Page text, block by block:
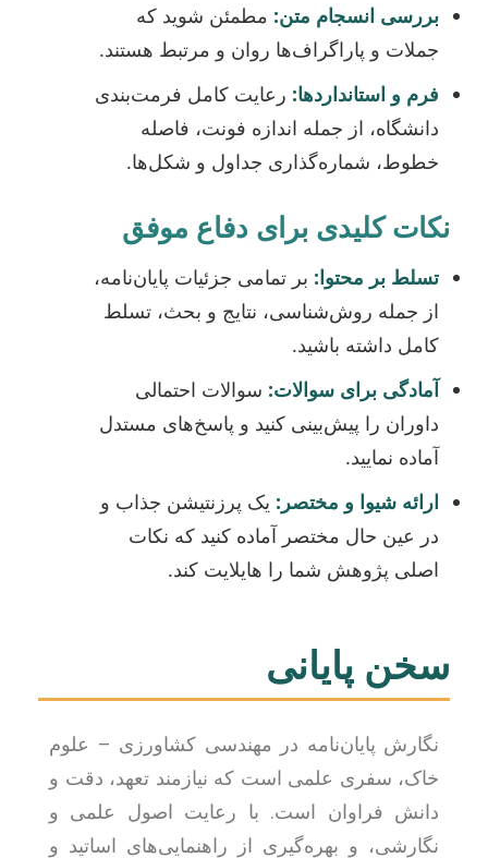
بررسی انسجام متن: مطمئن شوید که
جملات و پاراگراف‌ها روان و مرتبط هستند.
فرم و استانداردها: رعایت کامل فرمت‌بندی
دانشگاه، از جمله اندازه فونت، فاصله
خطوط، شماره‌گذاری جداول و شکل‌ها.
نکات کلیدی برای دفاع موفق
تسلط بر محتوا: بر تمامی جزئیات پایان‌نامه،
از جمله روش‌شناسی، نتایج و بحث، تسلط
کامل داشته باشید.
آمادگی برای سوالات: سوالات احتمالی
داوران را پیش‌بینی کنید و پاسخ‌های مستدل
آماده نمایید.
ارائه شیوا و مختصر: یک پرزنتیشن جذاب و
در عین حال مختصر آماده کنید که نکات
اصلی پژوهش شما را هایلایت کند.
سخن پایانی
نگارش پایان‌نامه در مهندسی کشاورزی – علوم
خاک، سفری علمی است که نیازمند تعهد، دقت و
دانش فراوان است. با رعایت اصول علمی و
نگارشی، و بهره‌گیری از راهنمایی‌های اساتید و